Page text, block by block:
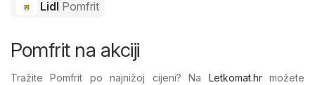
Lidl Pomfrit
Pomfrit na akciji
Tražite Pomfrit po najnižoj cijeni? Na Letkomat.hrmožete